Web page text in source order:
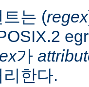
는 (regex
가
한다.